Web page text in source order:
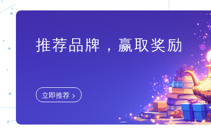
推荐品牌，赢取奖励
立即推荐 >